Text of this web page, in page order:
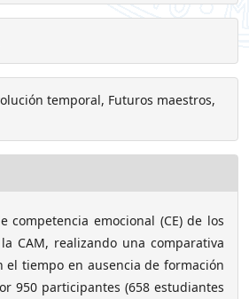
temporal, Futuros maestros,
emocional (CE) de los
CAM, realizando una comparativa
tiempo en ausencia de formación
950 participantes (658 estudiantes